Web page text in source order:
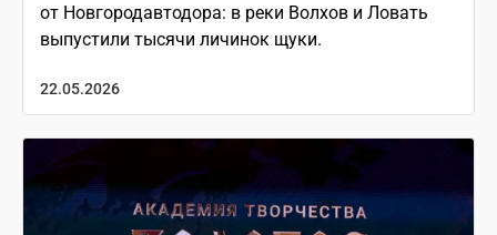
от Новгородавтодора: в реки Волхов и Ловать
выпустили тысячи личинок щуки.
22.05.2026